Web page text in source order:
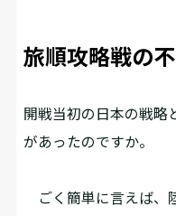
旅順攻略戦の
――開戦当初の日本の戦
があったのですか。
ごく簡単に言えば、